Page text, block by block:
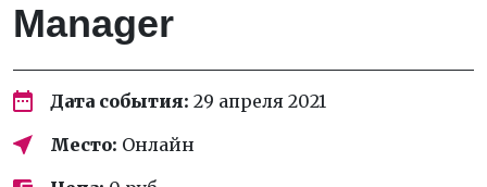
Manager
Дата события: 29 апреля 2021
Место: Онлайн